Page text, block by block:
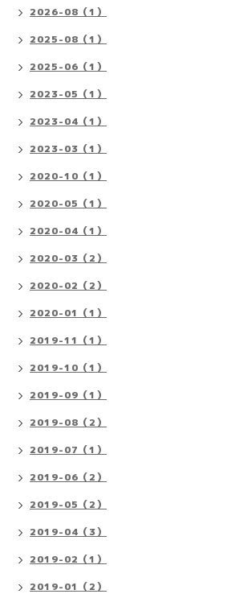
2026-08（1）
2025-08（1）
2025-06（1）
2023-05（1）
2023-04（1）
2023-03（1）
2020-10（1）
2020-05（1）
2020-04（1）
2020-03（2）
2020-02（2）
2020-01（1）
2019-11（1）
2019-10（1）
2019-09（1）
2019-08（2）
2019-07（1）
2019-06（2）
2019-05（2）
2019-04（3）
2019-02（1）
2019-01（2）